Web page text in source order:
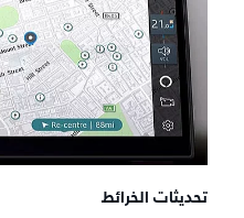
تحديثات الخرائط